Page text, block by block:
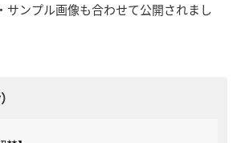
サンプル画像も合わせて公開されまし